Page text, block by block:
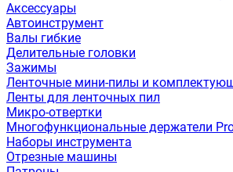
Аксессуары
Автоинструмент
Валы гибкие
Делительные головки
Зажимы
Ленточные мини-пилы и
Ленты для ленточных пил
Микро-отвертки
Многофункциональные держатели
Наборы инструмента
Отрезные машины